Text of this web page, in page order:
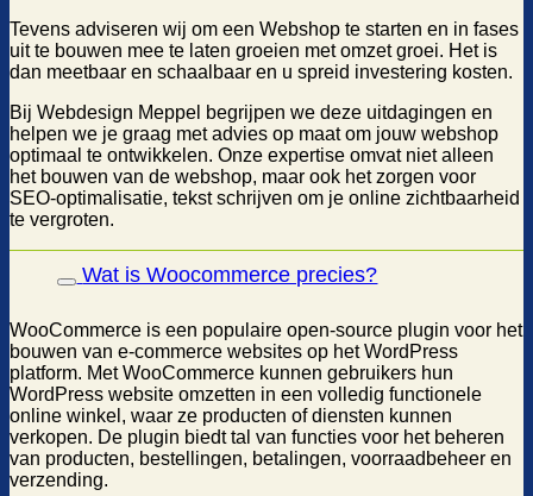
Tevens adviseren wij om een Webshop te starten en in fases
uit te bouwen mee te laten groeien met omzet groei. Het is
dan meetbaar en schaalbaar en u spreid investering kosten.
Bij Webdesign Meppel begrijpen we deze uitdagingen en
helpen we je graag met advies op maat om jouw webshop
optimaal te ontwikkelen. Onze expertise omvat niet alleen
het bouwen van de webshop, maar ook het zorgen voor
SEO-optimalisatie, tekst schrijven om je online zichtbaarheid
te vergroten.
Wat is Woocommerce precies?
WooCommerce is een populaire open-source plugin voor het
bouwen van e-commerce websites op het WordPress
platform. Met WooCommerce kunnen gebruikers hun
WordPress website omzetten in een volledig functionele
online winkel, waar ze producten of diensten kunnen
verkopen. De plugin biedt tal van functies voor het beheren
van producten, bestellingen, betalingen, voorraadbeheer en
verzending.